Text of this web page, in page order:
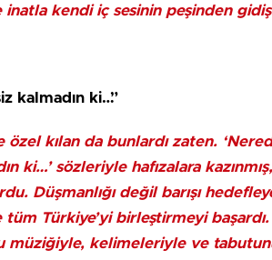
kendi iç sesinin peşinden
kalmadın ki…”
kılan da bunlardı zaten.
ki…’ sözleriyle hafızalara
Düşmanlığı değil barışı
Türkiye’yi birleştirmeyi
müziğiyle, kelimeleriyle ve